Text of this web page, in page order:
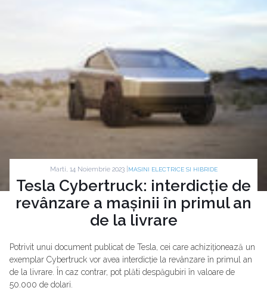
Marti, 14 Noiembrie 2023 | MASINI ELECTRICE SI HIBRIDE
Tesla Cybertruck: interdicție de
revânzare a mașinii în primul an
de la livrare
Potrivit unui document publicat de Tesla, cei care achiziționează un
exemplar Cybertruck vor avea interdicție la revânzare în primul an
de la livrare. În caz contrar, pot plăti despăgubiri în valoare de
50.000 de dolari.